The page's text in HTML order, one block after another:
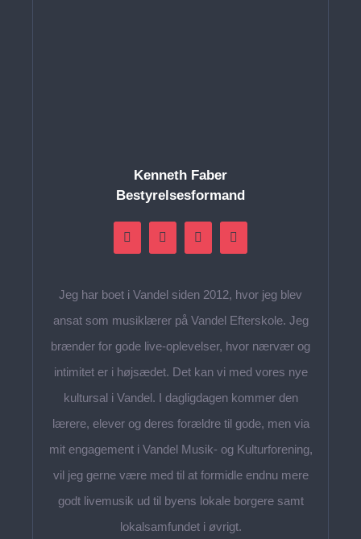
Kenneth Faber
Bestyrelsesformand
Jeg har boet i Vandel siden 2012, hvor jeg blev
ansat som musiklærer på Vandel Efterskole. Jeg
brænder for gode live-oplevelser, hvor nærvær og
intimitet er i højsædet. Det kan vi med vores nye
kultursal i Vandel. I dagligdagen kommer den
lærere, elever og deres forældre til gode, men via
mit engagement i Vandel Musik- og Kulturforening,
vil jeg gerne være med til at formidle endnu mere
godt livemusik ud til byens lokale borgere samt
lokalsamfundet i øvrigt.